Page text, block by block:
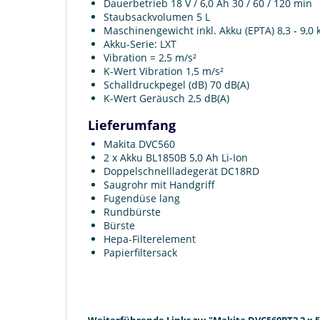
Dauerbetrieb 18 V / 6,0 Ah 30 / 60 / 120 min
Staubsackvolumen 5 L
Maschinengewicht inkl. Akku (EPTA) 8,3 - 9,0
Akku-Serie: LXT
Vibration = 2,5 m/s²
K-Wert Vibration 1,5 m/s²
Schalldruckpegel (dB) 70 dB(A)
K-Wert Geräusch 2,5 dB(A)
Lieferumfang
Makita DVC560
2 x Akku BL1850B 5,0 Ah Li-Ion
Doppelschnellladegerät DC18RD
Saugrohr mit Handgriff
Fugendüse lang
Rundbürste
Bürste
Hepa-Filterelement
Papierfiltersack